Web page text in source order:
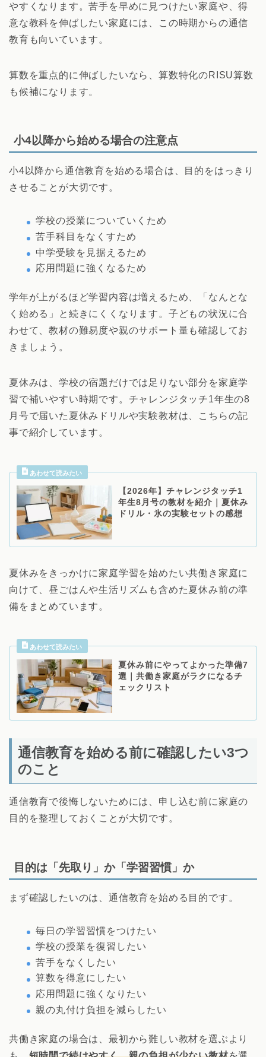
やすくなります。苦手を早めに見つけたい家庭や、得
意な教科を伸ばしたい家庭には、この時期からの通信
教育も向いています。
算数を重点的に伸ばしたいなら、算数特化のRISU算数
も候補になります。
小4以降から始める場合の注意点
小4以降から通信教育を始める場合は、目的をはっきり
させることが大切です。
学校の授業についていくため
苦手科目をなくすため
中学受験を見据えるため
応用問題に強くなるため
学年が上がるほど学習内容は増えるため、「なんとな
く始める」と続きにくくなります。子どもの状況に合
わせて、教材の難易度や親のサポート量も確認してお
きましょう。
夏休みは、学校の宿題だけでは足りない部分を家庭学
習で補いやすい時期です。チャレンジタッチ1年生の8
月号で届いた夏休みドリルや実験教材は、こちらの記
事で紹介しています。
【2026年】チャレンジタッチ1
年生8月号の教材を紹介｜夏休み
ドリル・氷の実験セットの感想
夏休みをきっかけに家庭学習を始めたい共働き家庭に
向けて、昼ごはんや生活リズムも含めた夏休み前の準
備をまとめています。
夏休み前にやってよかった準備7
選｜共働き家庭がラクになるチ
ェックリスト
通信教育を始める前に確認したい3つ
のこと
通信教育で後悔しないためには、申し込む前に家庭の
目的を整理しておくことが大切です。
目的は「先取り」か「学習習慣」か
まず確認したいのは、通信教育を始める目的です。
毎日の学習習慣をつけたい
学校の授業を復習したい
苦手をなくしたい
算数を得意にしたい
応用問題に強くなりたい
親の丸付け負担を減らしたい
共働き家庭の場合は、最初から難しい教材を選ぶより